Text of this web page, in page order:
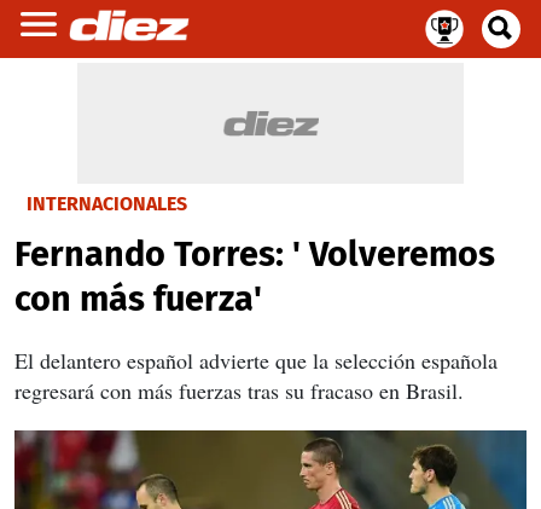
INTERNACIONALES
Fernando Torres: ' Volveremos
con más fuerza'
El delantero español advierte que la selección española
regresará con más fuerzas tras su fracaso en Brasil.